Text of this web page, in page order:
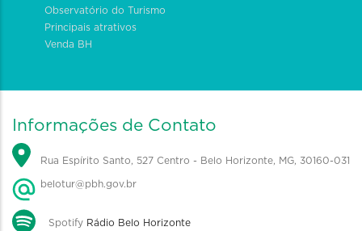
Observatório do Turismo
Principais atrativos
Venda BH
Informações de Contato
Rua Espírito Santo, 527 Centro - Belo Horizonte, MG, 30160-031
belotur@pbh.gov.br
Spotify Rádio Belo Horizonte